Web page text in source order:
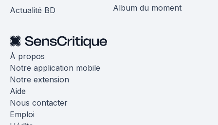
Actualité BD
Album du moment
À propos
Notre application mobile
Notre extension
Aide
Nous contacter
Emploi